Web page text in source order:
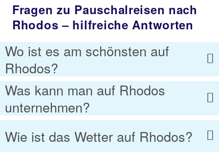
Fragen zu Pauschalreisen nach
Rhodos – hilfreiche Antworten
Wo ist es am schönsten auf
Rhodos?
Was kann man auf Rhodos
unternehmen?
Wie ist das Wetter auf Rhodos?